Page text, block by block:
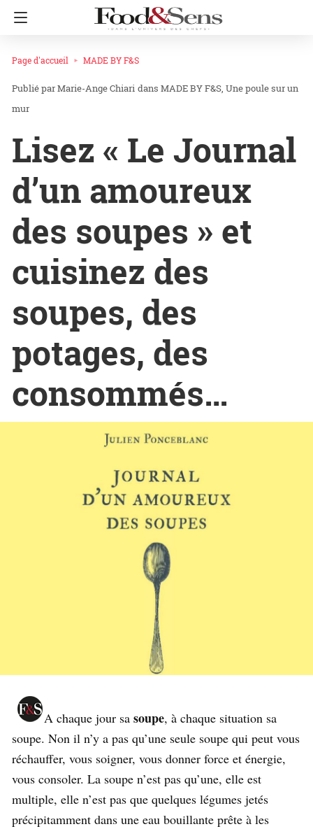
Page d'accueil MADE BY F&S
Marie-Ange Chiari dans MADE BY F&S Une poule sur un
mur
Lisez « Le Journal
d’un amoureux
des soupes » et
cuisinez des
soupes, des
potages, des
consommés…
A chaque jour sa soupe, à chaque situation sa
soupe. Non il n’y a pas qu’une seule soupe qui peut vous
réchauffer, vous soigner, vous donner force et énergie,
vous consoler. La soupe n’est pas qu’une, elle est
multiple, elle n’est pas que quelques légumes jetés
précipitamment dans une eau bouillante prête à les